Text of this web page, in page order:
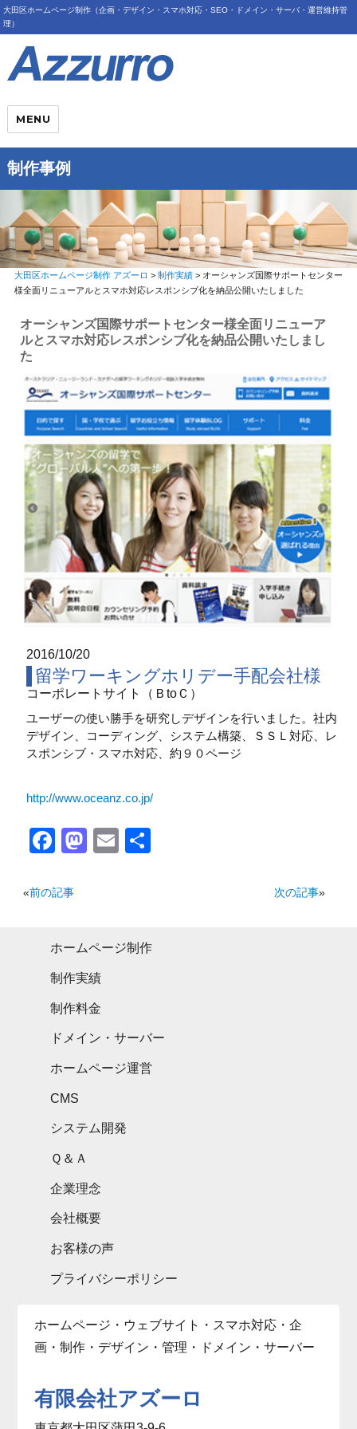
大田区ホームページ制作（企画・デザイン・スマホ対応・SEO・ドメイン・サーバ・運営維持管
理）
MENU
制作事例
大田区ホームページ制作 アズーロ > 制作実績> オーシャンズ国際サポートセンター
様全面リニューアルとスマホ対応レスポンシブ化を納品公開いたしました
オーシャンズ国際サポートセンター様全面リニューア
ルとスマホ対応レスポンシブ化を納品公開いたしまし
た
2016/10/20
留学ワーキングホリデー手配会社様
コーポレートサイト（ＢtoＣ）
ユーザーの使い勝手を研究しデザインを行いました。社内
デザイン、コーディング、システム構築、ＳＳＬ対応、レ
スポンシブ・スマホ対応、約９０ページ
http://www.oceanz.co.jp/
Facebook
Mastodon
Email
«前の記事 次の記事»
ホームページ制作
制作実績
制作料金
ドメイン・サーバー
ホームページ運営
CMS
システム開発
Ｑ＆Ａ
企業理念
会社概要
お客様の声
プライバシーポリシー
ホームページ・ウェブサイト・スマホ対応・企
画・制作・デザイン・管理・ドメイン・サーバー
有限会社アズーロ